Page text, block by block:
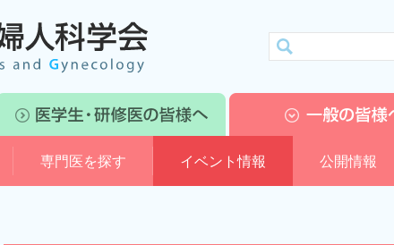
専門医を探す イベント情報 公開情報